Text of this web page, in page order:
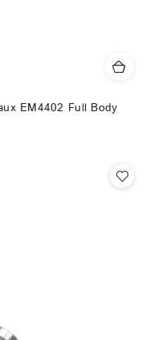
EM4402 Full Body